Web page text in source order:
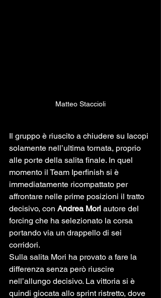
Matteo Staccioli
Il gruppo è riuscito a chiudere su Iacopi
solamente nell’ultima tornata, proprio
alle porte della salita finale. In quel
momento il Team Iperfinish si è
immediatamente ricompattato per
affrontare nelle prime posizioni il tratto
decisivo, con Andrea Mori autore del
forcing che ha selezionato la corsa
portando via un drappello di sei
corridori.
Sulla salita Mori ha provato a fare la
differenza senza però riuscire
nell’allungo decisivo. La vittoria si è
quindi giocata allo sprint ristretto, dove